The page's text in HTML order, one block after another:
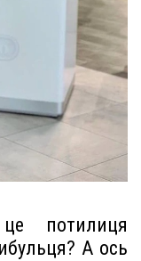
потилиця
А ось